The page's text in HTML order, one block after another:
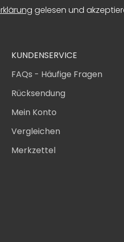
gelesen und
KUNDENSERVICE
FAQs - Häufige Fragen
Rücksendung
Mein Konto
Vergleichen
Merkzettel